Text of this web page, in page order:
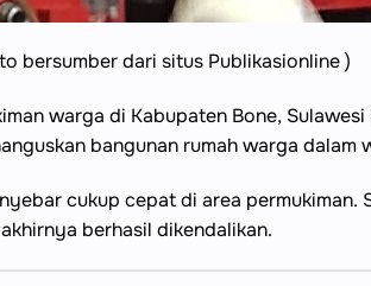
bersumber dari situs Publikasionline )
warga di Kabupaten Bone,
bangunan rumah warga dalam
cukup cepat di area
berhasil dikendalikan.